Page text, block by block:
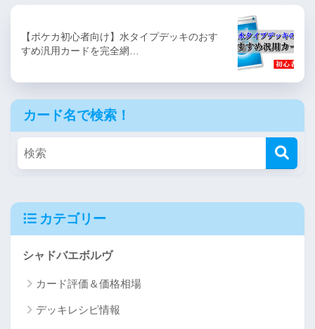
【ポケカ初心者向け】水タイプデッキのおす
すめ汎用カードを完全網…
カード名で検索！
カテゴリー
シャドバエボルヴ
カード評価＆価格相場
デッキレシピ情報